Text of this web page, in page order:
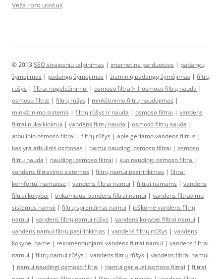
Veža į oro uostus
© 2013 SEO straipsniu talpinimas | internetine parduotuve | padangų
žymėjimas | padangų žymėjimas | žieminių padangų žymėjimas | filtrų
rūšys | filtrai nugeležinimui | osmoso filtrai> | osmoso filtrų nauda |
osmoso filtrai | filtrų rūšys | minkštinimo filtrų naudojimas |
minkštinimo sistema | filtrų rūšys ir nauda | osmoso filtrai | vandens
filtrai nukalkinimui | vandens filtrų nauda | osmoso filtrų nauda |
atbulinio osmoso filtrai | filtrų rūšys | apie geriamo vandens filtrus |
kas yra atbulinis osmosas | namui naudingi osmoso filtrai | osmoso
filtrų nauda | naudingi osmoso filtrai | kuo naudingi osmoso filtrai |
vandens filtravimo sistemos | filtrų namui pasirinkimas | filtrai
komfortui namuose | vandens filtrai namui | filtrai namams | vandens
filtrai kokybei | tinkamiausi vandens filtrai namui | vandens filtravimo
sistemos namui | filtrų sprendimai namui | ieškome vandens filtrų
namui | vandens filtrų namui rūšys | vandens kokybei filtrai namui |
vandens namui filtrų pasirinkimas | vandens filtrų rtūšys | vandens
kokybei name | rekomenduojami vandens filtrai namui | vandens filtrai
namui | filtrų namui rūšys | vandens filtrų rūšys | vandens filtrai namui
| namui naudingi osmoso filtrai | namui geriausi osmoso filtrai | filtrai